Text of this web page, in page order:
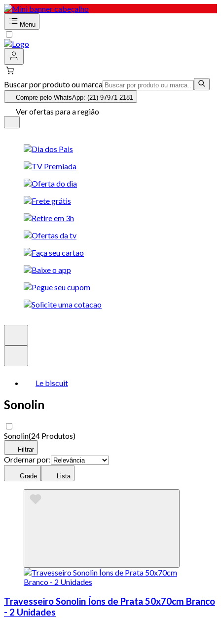
Menu
Buscar por produto ou marca
Compre pelo WhatsApp: (21) 97971-2181
Ver ofertas para a região
Le biscuit
Sonolin
Sonolin(24 Produtos)
Filtrar
Ordernar por:
Grade Lista
Travesseiro Sonolin Íons de Prata 50x70cm Branco
- 2 Unidades